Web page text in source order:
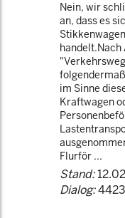
Nein, wir
an, dass es
handelt.Nach
im Sinne
Kraftwagen
Flurför ...
Stand:
Dialog: